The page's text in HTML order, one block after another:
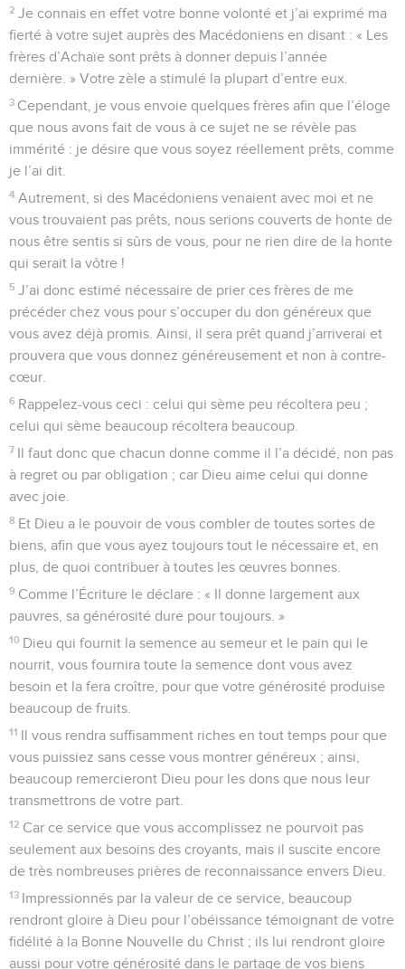
2 Je connais en effet votre bonne volonté et j’ai exprimé ma
fierté à votre sujet auprès des Macédoniens en disant : « Les
frères d’Achaïe sont prêts à donner depuis l’année
dernière. » Votre zèle a stimulé la plupart d’entre eux.
3 Cependant, je vous envoie quelques frères afin que l’éloge
que nous avons fait de vous à ce sujet ne se révèle pas
immérité : je désire que vous soyez réellement prêts, comme
je l’ai dit.
4 Autrement, si des Macédoniens venaient avec moi et ne
vous trouvaient pas prêts, nous serions couverts de honte de
nous être sentis si sûrs de vous, pour ne rien dire de la honte
qui serait la vôtre !
5 J’ai donc estimé nécessaire de prier ces frères de me
précéder chez vous pour s’occuper du don généreux que
vous avez déjà promis. Ainsi, il sera prêt quand j’arriverai et
prouvera que vous donnez généreusement et non à contre-
cœur.
6 Rappelez-vous ceci : celui qui sème peu récoltera peu ;
celui qui sème beaucoup récoltera beaucoup.
7 Il faut donc que chacun donne comme il l’a décidé, non pas
à regret ou par obligation ; car Dieu aime celui qui donne
avec joie.
8 Et Dieu a le pouvoir de vous combler de toutes sortes de
biens, afin que vous ayez toujours tout le nécessaire et, en
plus, de quoi contribuer à toutes les œuvres bonnes.
9 Comme l’Écriture le déclare : « Il donne largement aux
pauvres, sa générosité dure pour toujours. »
10 Dieu qui fournit la semence au semeur et le pain qui le
nourrit, vous fournira toute la semence dont vous avez
besoin et la fera croître, pour que votre générosité produise
beaucoup de fruits.
11 Il vous rendra suffisamment riches en tout temps pour que
vous puissiez sans cesse vous montrer généreux ; ainsi,
beaucoup remercieront Dieu pour les dons que nous leur
transmettrons de votre part.
12 Car ce service que vous accomplissez ne pourvoit pas
seulement aux besoins des croyants, mais il suscite encore
de très nombreuses prières de reconnaissance envers Dieu.
13 Impressionnés par la valeur de ce service, beaucoup
rendront gloire à Dieu pour l’obéissance témoignant de votre
fidélité à la Bonne Nouvelle du Christ ; ils lui rendront gloire
aussi pour votre générosité dans le partage de vos biens